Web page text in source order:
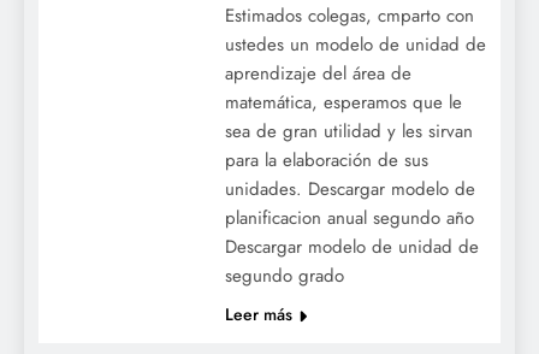
Estimados colegas, cmparto con
ustedes un modelo de unidad de
aprendizaje del área de
matemática, esperamos que le
sea de gran utilidad y les sirvan
para la elaboración de sus
unidades. Descargar modelo de
planificacion anual segundo año
Descargar modelo de unidad de
segundo grado
Leer más